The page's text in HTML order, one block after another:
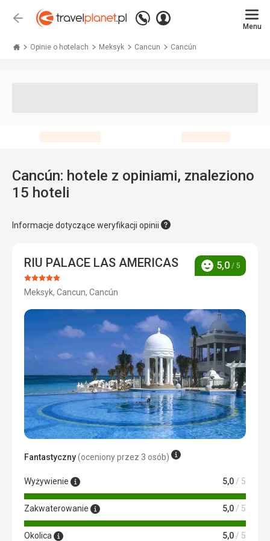
Wstecz
Zadzwoń
+48 71 771 76 55
Zaloguj
Menu
Opinie o hotelach Meksyk Cancun Cancún
Cancún: hotele z opiniami, znaleziono
15 hoteli
Informacje dotyczące weryfikacji opinii
RIU PALACE LAS AMERICAS
Ocena:
5/5
Meksyk, Cancun, Cancún
Ocena
5,0 / 5
Fantastyczny(oceniony przez 3 osób)
Wyżywienie 5,0 / 5
Zakwaterowanie 5,0 / 5
Okolica 5,0 / 5